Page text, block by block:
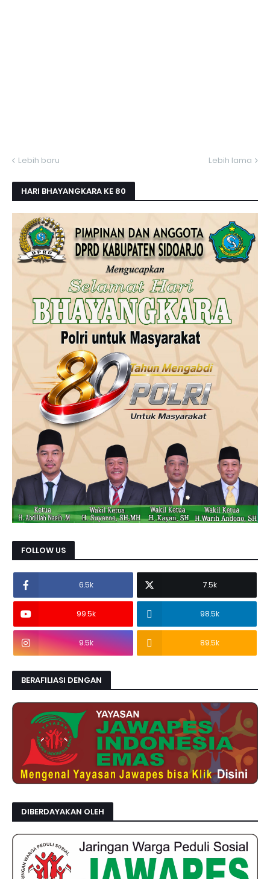
Lebih baru Lebih lama
HARI BHAYANGKARA KE 80
FOLLOW US
6.5k 7.5k
99.5k 98.5k
9.5k 89.5k
BERAFILIASI DENGAN
DIBERDAYAKAN OLEH